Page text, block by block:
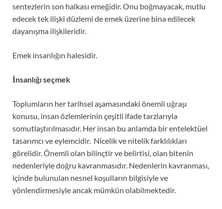
sentezlerin son halkası emeğidir. Onu boğmayacak, mutlu
edecek tek ilişki düzlemi de emek üzerine bina edilecek
dayanışma ilişkileridir.
Emek insanlığın halesidir.
İnsanlığı seçmek
Toplumların her tarihsel aşamasındaki önemli uğraşı
konusu, insan özlemlerinin çeşitli ifade tarzlarıyla
somutlaştırılmasıdır. Her insan bu anlamda bir entelektüel
tasarımcı ve eylemcidir. Nicelik ve nitelik farklılıkları
görelidir. Önemli olan bilinçtir ve belirtisi, olan bitenin
nedenleriyle doğru kavranmasıdır. Nedenlerin kavranması,
içinde bulunulan nesnel koşulların bilgisiyle ve
yönlendirmesiyle ancak mümkün olabilmektedir.